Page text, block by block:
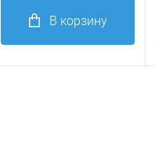
В корзину
Купить в 1